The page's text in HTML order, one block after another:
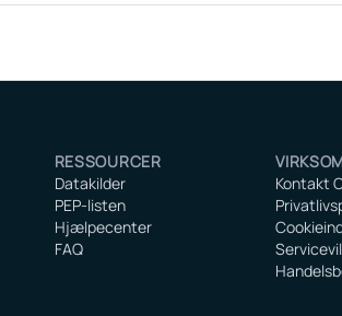
RESSOURCER
Datakilder
PEP-listen
Hjælpecenter
FAQ
Kontakt